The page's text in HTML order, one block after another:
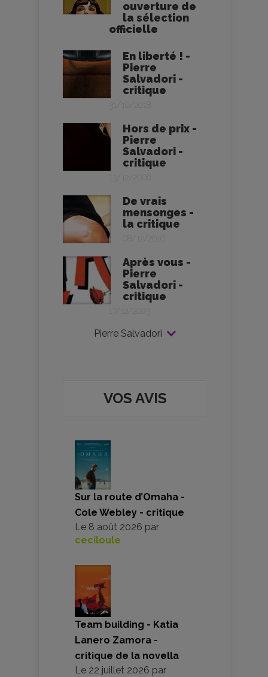
ouverture de
la sélection
officielle
En liberté ! -
Pierre
Salvadori -
critique
31/10/2018
Hors de prix -
Pierre
Salvadori -
critique
De vrais
mensonges -
la critique
08/12/2010
Après vous -
Pierre
Salvadori -
critique
Pierre Salvadori
VOS AVIS
Sur la route d’Omaha -
Cole Webley - critique
Le 8 août 2026 par
ceciloule
Team building - Katia
Lanero Zamora -
critique de la novella
Le 22 juillet 2026 par